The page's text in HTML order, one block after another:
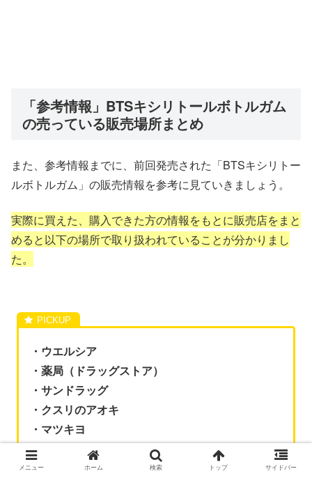
「参考情報」BTSキシリトールボトルガム
の売っている販売場所まとめ
また、参考情報までに、前回発売された「BTSキシリトー
ルボトルガム」の販売情報を参考に見ていきましょう。
実際に買えた、購入できた方の情報をもとに販売店をまと
めると以下の場所で取り扱われていることが分かりまし
た。
・ウエルシア
・薬局（ドラッグストア）
・サンドラッグ
・クスリのアオキ
・マツキヨ
・クリエイト
・スーパー
メニュー ホーム 検索 トップ サイドバー